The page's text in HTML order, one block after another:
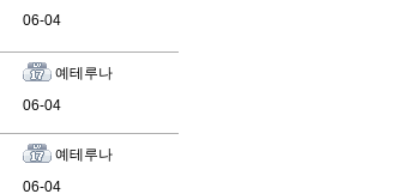
06-04
예테루나
06-04
예테루나
06-04